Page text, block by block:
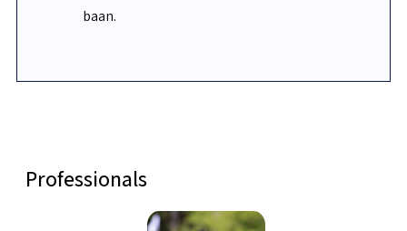
baan.
Professionals